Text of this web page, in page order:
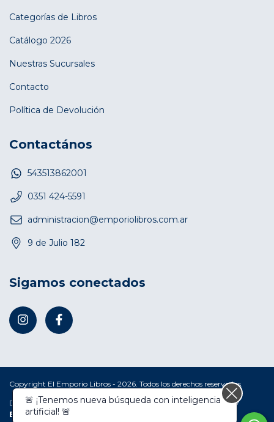
Categorías de Libros
Catálogo 2026
Nuestras Sucursales
Contacto
Política de Devolución
Contactános
543513862001
0351 424-5591
administracion@emporiolibros.com.ar
9 de Julio 182
Sigamos conectados
Copyright El Emporio Libros - 2026. Todos los derechos reservados.
Defensa de las y los consumidores. Para reclamos ingresá acá. /
Botón de arrepentimiento
🚨 ¡Tenemos nueva búsqueda con inteligencia
artificial! 🚨